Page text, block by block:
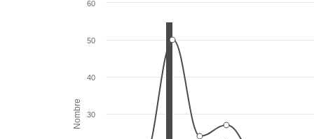
Nombre 30
40
50
60